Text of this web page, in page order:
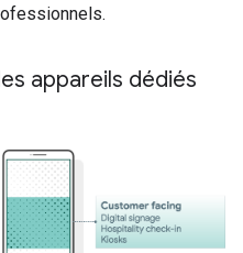
appareils dédiés